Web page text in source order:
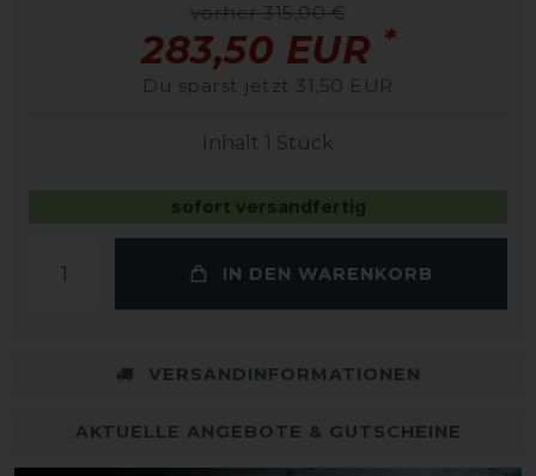
vorher 315,00 €
283,50 EUR *
Du sparst jetzt 31,50 EUR
Inhalt 1 Stück
sofort versandfertig
IN DEN WARENKORB
VERSANDINFORMATIONEN
AKTUELLE ANGEBOTE & GUTSCHEINE